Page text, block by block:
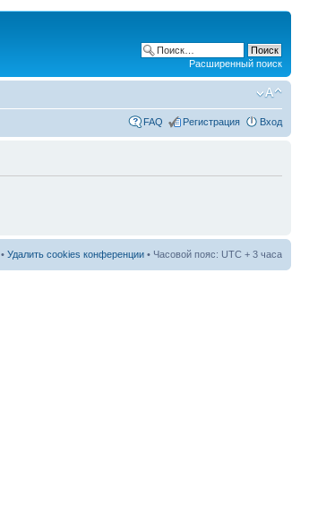
Расширенный поиск
FAQ Регистрация Вход
• Удалить cookies конференции • Часовой пояс: UTC + 3 часа